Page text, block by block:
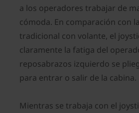
a los operadores trabajar de
cómoda. En comparación con
tradicional con volante, el
claramente la fatiga del
reposabrazos izquierdo se
para entrar o salir de la cabina.
Mientras se trabaja con el